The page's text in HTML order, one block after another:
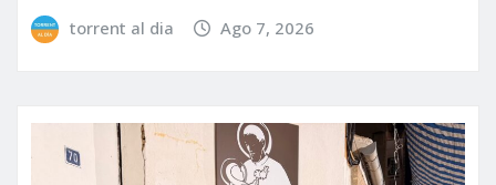
torrent al dia Ago 7, 2026